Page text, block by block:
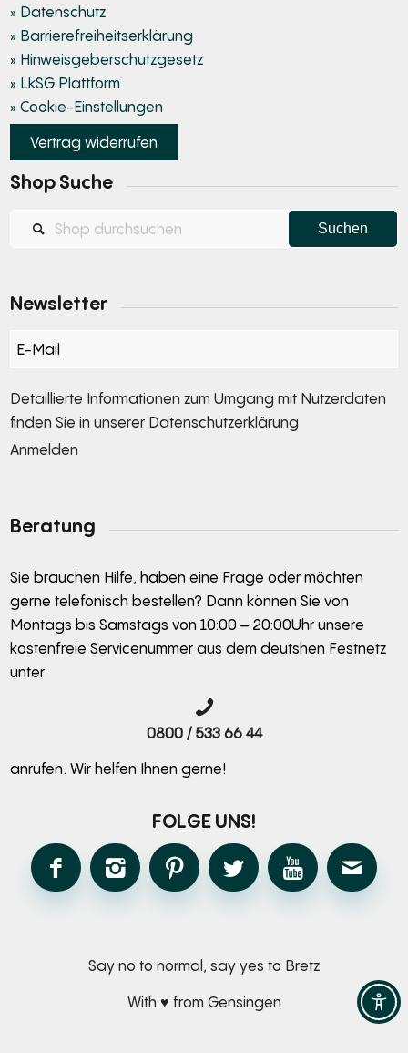
» Datenschutz
» Barrierefreiheitserklärung
» Hinweisgeberschutzgesetz
» LkSG Plattform
» Cookie-Einstellungen
Vertrag widerrufen
Shop Suche
Newsletter
Section
Detaillierte Informationen zum Umgang mit Nutzerdaten
finden Sie in unserer Datenschutzerklärung
Anmelden
Beratung
Sie brauchen Hilfe, haben eine Frage oder möchten
gerne telefonisch bestellen? Dann können Sie von
Montags bis Samstags von 10:00 – 20:00Uhr unsere
kostenfreie Servicenummer aus dem deutshen Festnetz
unter
0800 / 533 66 44
anrufen. Wir helfen Ihnen gerne!
FOLGE UNS!
Say no to normal, say yes to Bretz
With ♥ from Gensingen